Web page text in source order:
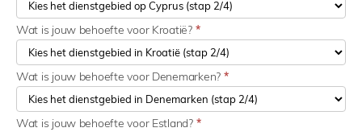
Wat is jouw behoefte voor Kroatië? *
Wat is jouw behoefte voor Denemarken? *
Wat is jouw behoefte voor Estland? *